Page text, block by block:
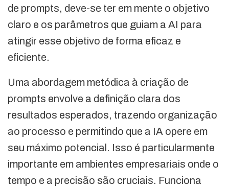
de prompts, deve-se ter em mente o objetivo
claro e os parâmetros que guiam a AI para
atingir esse objetivo de forma eficaz e
eficiente.
Uma abordagem metódica à criação de
prompts envolve a definição clara dos
resultados esperados, trazendo organização
ao processo e permitindo que a IA opere em
seu máximo potencial. Isso é particularmente
importante em ambientes empresariais onde o
tempo e a precisão são cruciais. Funciona